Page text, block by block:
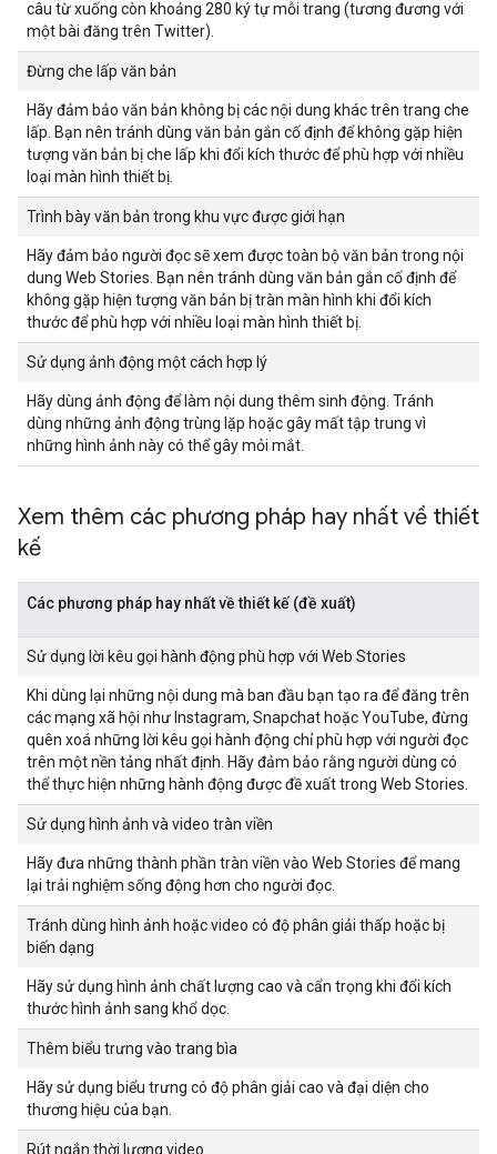
câu từ xuống còn khoảng 280 ký tự mỗi trang (tương đương với
một bài đăng trên Twitter).
Đừng che lấp văn bản
Hãy đảm bảo văn bản không bị các nội dung khác trên trang che
lấp. Bạn nên tránh dùng văn bản gắn cố định để không gặp hiện
tượng văn bản bị che lấp khi đổi kích thước để phù hợp với nhiều
loại màn hình thiết bị.
Trình bày văn bản trong khu vực được giới hạn
Hãy đảm bảo người đọc sẽ xem được toàn bộ văn bản trong nội
dung Web Stories. Bạn nên tránh dùng văn bản gắn cố định để
không gặp hiện tượng văn bản bị tràn màn hình khi đổi kích
thước để phù hợp với nhiều loại màn hình thiết bị.
Sử dụng ảnh động một cách hợp lý
Hãy dùng ảnh động để làm nội dung thêm sinh động. Tránh
dùng những ảnh động trùng lặp hoặc gây mất tập trung vì
những hình ảnh này có thể gây mỏi mắt.
Xem thêm các phương pháp hay nhất về thiết
kế
Các phương pháp hay nhất về thiết kế (đề xuất)
Sử dụng lời kêu gọi hành động phù hợp với Web Stories
Khi dùng lại những nội dung mà ban đầu bạn tạo ra để đăng trên
các mạng xã hội như Instagram, Snapchat hoặc YouTube, đừng
quên xoá những lời kêu gọi hành động chỉ phù hợp với người đọc
trên một nền tảng nhất định. Hãy đảm bảo rằng người dùng có
thể thực hiện những hành động được đề xuất trong Web Stories.
Sử dụng hình ảnh và video tràn viền
Hãy đưa những thành phần tràn viền vào Web Stories để mang
lại trải nghiệm sống động hơn cho người đọc.
Tránh dùng hình ảnh hoặc video có độ phân giải thấp hoặc bị
biến dạng
Hãy sử dụng hình ảnh chất lượng cao và cẩn trọng khi đổi kích
thước hình ảnh sang khổ dọc.
Thêm biểu trưng vào trang bìa
Hãy sử dụng biểu trưng có độ phân giải cao và đại diện cho
thương hiệu của bạn.
Rút ngắn thời lượng video